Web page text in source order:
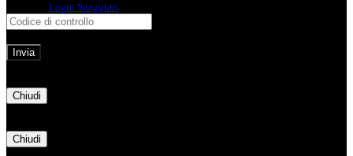
Login Spaggiari
Chiudi
Chiudi